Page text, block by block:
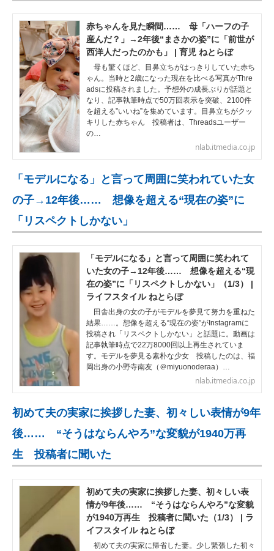
赤ちゃんを見た瞬間…… 母「ハーフの子
産んだ？」→2年後“まさかの姿”に「前世が
西洋人だったのかも」 | 育児 ねとらぼ
母も驚くほど、目鼻立ちがはっきりしていた赤ち
ゃん。当時と2歳になった現在を比べる写真がThre
adsに投稿されました。予想外の成長ぶりが話題と
なり、記事執筆時点で50万回表示を突破、2100件
を超える”いいね”を集めています。目鼻立ちがクッ
キリした赤ちゃん 投稿者は、Threadsユーザー
の…
nlab.itmedia.co.jp
「モデルになる」と言って周囲に笑われていた女
の子→12年後…… 想像を超える“現在の姿”に
「リスペクトしかない」
「モデルになる」と言って周囲に笑われて
いた女の子→12年後…… 想像を超える“現
在の姿”に「リスペクトしかない」（1/3） |
ライフスタイル ねとらぼ
田舎出身の女の子がモデルを夢見て努力を重ねた
結果……。想像を超える“現在の姿”がInstagramに
投稿され「リスペクトしかない」と話題に。動画は
記事執筆時点で22万8000回以上再生されていま
す。モデルを夢見る素朴な少女 投稿したのは、福
岡出身の小野寺南友（＠miyuonoderaa）…
nlab.itmedia.co.jp
初めて夫の実家に挨拶した妻、初々しい表情が9年
後…… “そうはならんやろ”な変貌が1940万再
生 投稿者に聞いた
初めて夫の実家に挨拶した妻、初々しい表
情が9年後…… “そうはならんやろ”な変貌
が1940万再生 投稿者に聞いた（1/3） | ラ
イフスタイル ねとらぼ
初めて夫の実家に帰省した妻。少し緊張した初々